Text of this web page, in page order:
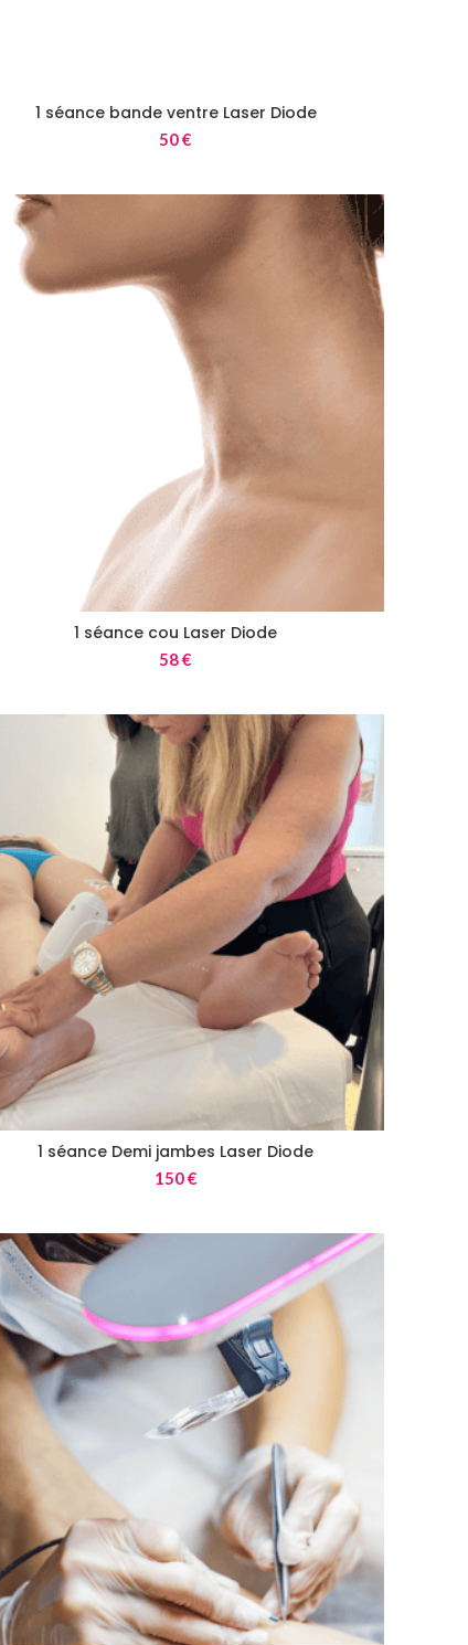
1 séance bande ventre Laser Diode
50€
1 séance cou Laser Diode
58€
1 séance Demi jambes Laser Diode
150€